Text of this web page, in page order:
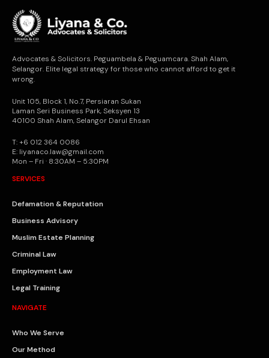
Advocates & Solicitors. Peguambela & Peguamcara. Shah Alam,
Selangor. Elite legal strategy for those who cannot afford to get it
wrong.
Unit 105, Block 1, No.7, Persiaran Sukan
Laman Seri Business Park, Seksyen 13
40100 Shah Alam, Selangor Darul Ehsan
T: +6 012 364 0086
E: liyanaco.law@gmail.com
Mon – Fri · 8:30AM – 5:30PM
SERVICES
Defamation & Reputation
Business Advisory
Muslim Estate Planning
Criminal Law
Employment Law
Legal Training
NAVIGATE
Who We Serve
Our Method